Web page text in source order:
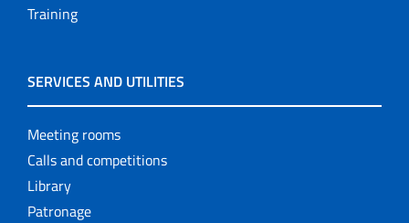
Training
SERVICES AND UTILITIES
Meeting rooms
Calls and competitions
Library
Patronage